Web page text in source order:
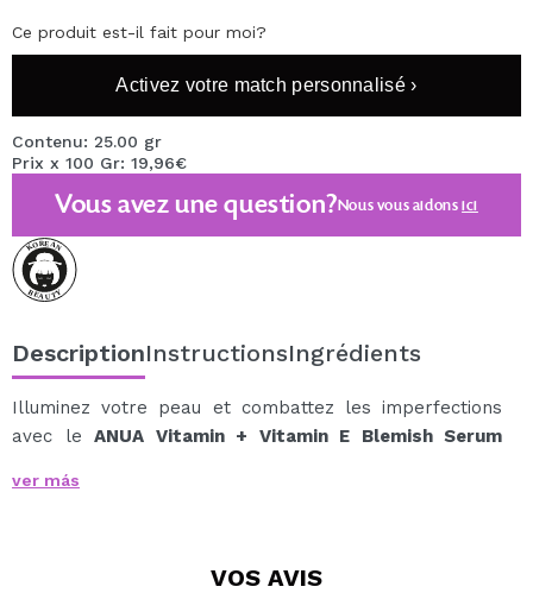
Ce produit est-il fait pour moi?
Activez votre match personnalisé ›
Contenu: 25.00 gr
Prix x 100 Gr: 19,96€
Vous avez une question?Nous vous aidonsici
DescriptionInstructionsIngrédients
Illuminez votre peau et combattez les imperfections
avec le ANUA Vitamin + Vitamin E Blemish Serum
Ce masque en feuille est infusé d'un puissant sérum
et à fournir un éclat sain et naturel.
ver más
VOS AVIS